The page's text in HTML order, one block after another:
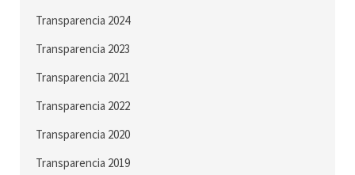
Transparencia 2024
Transparencia 2023
Transparencia 2021
Transparencia 2022
Transparencia 2020
Transparencia 2019